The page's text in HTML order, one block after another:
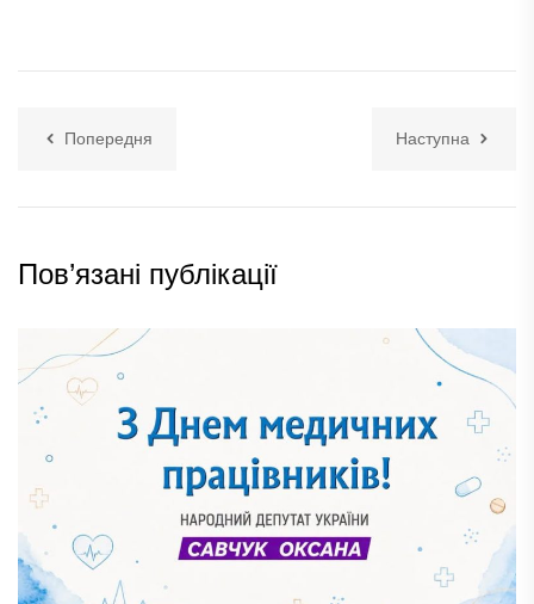
Попередня Наступна
Пов’язані публікації